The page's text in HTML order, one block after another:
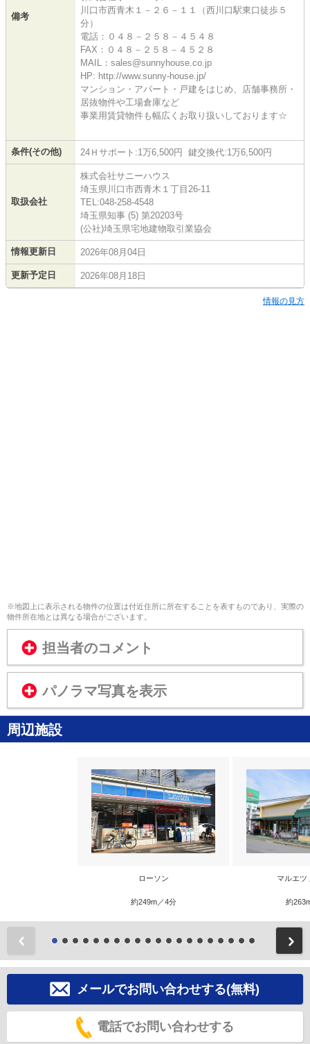
備考
川口市西青木１－２６－１１（西川口駅東口徒歩５
分）
電話：０４８－２５８－４５４８
FAX：０４８－２５８－４５２８
MAIL：sales@sunnyhouse.co.jp
HP: http://www.sunny-house.jp/
マンション・アパート・戸建をはじめ、店舗事務所・
居抜物件や工場倉庫など
事業用賃貸物件も幅広くお取り扱いしております☆
条件(その他) 24Ｈサポート:1万6,500円 鍵交換代:1万6,500円
取扱会社
株式会社サニーハウス
埼玉県川口市西青木１丁目26-11
TEL:048-258-4548
埼玉県知事 (5) 第20203号
(公社)埼玉県宅地建物取引業協会
情報更新日 2026年08月04日
更新予定日 2026年08月18日
情報の見方
※地図上に表示される物件の位置は付近住所に所在することを表すものであり、実際の
物件所在地とは異なる場合がございます。
担当者のコメント
パノラマ写真を表示
周辺施設
ローソン
約249m／4分
マルエツ
約
メールでお問い合わせする(無料)
電話でお問い合わせする